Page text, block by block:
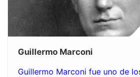
Guillermo Marconi
Guillermo Marconi fue uno de